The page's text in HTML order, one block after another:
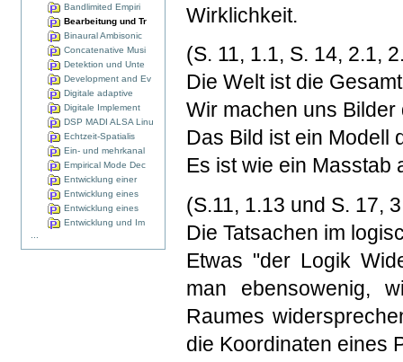
Bandlimited Empiri
Bearbeitung und Tr
Binaural Ambisonic
Concatenative Musi
Detektion und Unte
Development and Ev
Digitale adaptive
Digitale Implement
DSP MADI ALSA Linu
Echtzeit-Spatialis
Ein- und mehrkanal
Empirical Mode Dec
Entwicklung einer
Entwicklung eines
Entwicklung eines
Entwicklung und Im
Wirklichkeit.
(S. 11, 1.1, S. 14, 2.1,
Die Welt ist die
Wir machen uns Bilder
Das Bild ist ein Modell
Es ist wie ein Masstab
(S.11, 1.13 und S. 17,
Die Tatsachen im
Etwas "der Logik
man ebensowenig,
Raumes
die Koordinaten eines